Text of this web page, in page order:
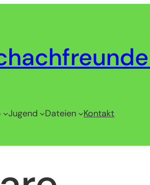
Jugend Dateien Kontakt